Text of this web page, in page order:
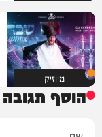
מיוזיק
הוסף